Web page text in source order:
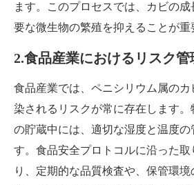
ます。このプロセスでは、カビの
要な微生物の繁殖を抑えることが重
2.食品産業におけるリスク管
食品産業では、ペニシリウム属の
染されるリスクが常に存在します
の貯蔵中には、適切な湿度と温度の
す。食品安全プロトコルに沿った取
り、定期的な品質検査や、保管環